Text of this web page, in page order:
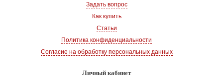
Задать вопрос
Как купить
Статьи
Политика конфиденциальности
Согласие на обработку персональных данных
Личный кабинет